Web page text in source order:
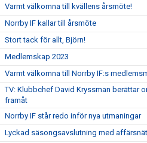
Varmt välkomna till kvällens årsmöte!
Norrby IF kallar till årsmöte
Stort tack för allt, Björn!
Medlemskap 2023
Varmt välkomna till Norrby IF:s
TV: Klubbchef David Kryssman berättar
framåt
Norrby IF står redo inför nya utmaningar
Lyckad säsongsavslutning med